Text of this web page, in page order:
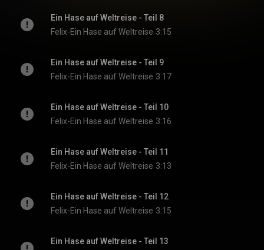
Ein Hase auf Weltreise - Teil 8
Felix-Ein Hase auf Weltreise 3:15
Ein Hase auf Weltreise - Teil 9
Felix-Ein Hase auf Weltreise 3:17
Ein Hase auf Weltreise - Teil 10
Felix-Ein Hase auf Weltreise 3:16
Ein Hase auf Weltreise - Teil 11
Felix-Ein Hase auf Weltreise 3:13
Ein Hase auf Weltreise - Teil 12
Felix-Ein Hase auf Weltreise 3:15
Ein Hase auf Weltreise - Teil 13